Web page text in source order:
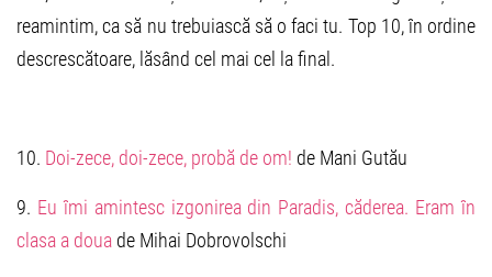
reamintim, ca să nu trebuiască să o faci tu. Top 10, în ordine
descrescătoare, lăsând cel mai cel la final.
10. Doi-zece, doi-zece, probă de om! de Mani Gutău
9. Eu îmi amintesc izgonirea din Paradis, căderea. Eram în
clasa a doua de Mihai Dobrovolschi